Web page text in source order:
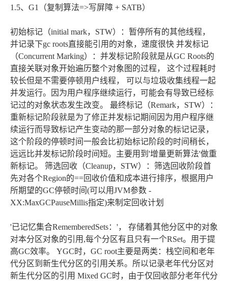
1.5、G1（复制算法=>写屏障 + SATB）
初始标记（initial mark，STW）：暂停所有的其他线程，
并记录下gc roots直接能引用的对象，速度很快 并发标记
（Concurrent Marking）：并发标记阶段就是从GC Roots的
直接关联对象开始遍历整个对象图的过程， 这个过程耗时
较长但是不需要停顿用户线程， 可以与垃圾收集线程一起
并发运行。因为用户程序继续运行，可能会有导致已经标
记过的对象状态发生改变。 最终标记（Remark，STW）：
重新标记阶段就是为了修正并发标记期间因为用户程序继
续运行而导致标记产生变动的那一部分对象的标记记录，
这个阶段的停顿时间一般会比初始标记阶段的时间稍长，
远远比并发标记阶段时间短。主要用到'增量更新算法'做重
新标记。 筛选回收（Cleanup，STW）：筛选回收阶段首
先对各个Region的==回收价值和成本进行排序，根据用户
所期望的GC停顿时间(可以用JVM参数 -
XX:MaxGCPauseMillis指定)来制定回收计划
'已记忆集合RememberedSets：'， 存储着其他分区中的对象
对本分区对象的引用,每个分区有且只有一个RSet。用于提
高GC效率。 YGC时，GC root主要是两类：栈空间和老年
代分区到新生代分区的引用关系。所以记录老年代分区对
新生代分区的引用 Mixed GC时，由于仅回收部分老年代分